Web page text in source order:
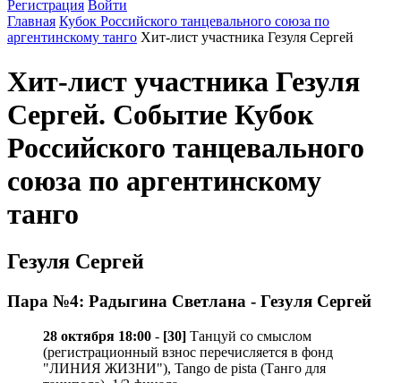
Регистрация Войти
Главная Кубок Российского танцевального союза по
аргентинскому танго Хит-лист участника Гезуля Сергей
Хит-лист участника Гезуля
Сергей. Событие Кубок
Российского танцевального
союза по аргентинскому
танго
Гезуля Сергей
Пара №4: Радыгина Светлана - Гезуля Сергей
28 октября 18:00 - [30] Танцуй со смыслом
(регистрационный взнос перечисляется в фонд
"ЛИНИЯ ЖИЗНИ"), Tango de pista (Танго для